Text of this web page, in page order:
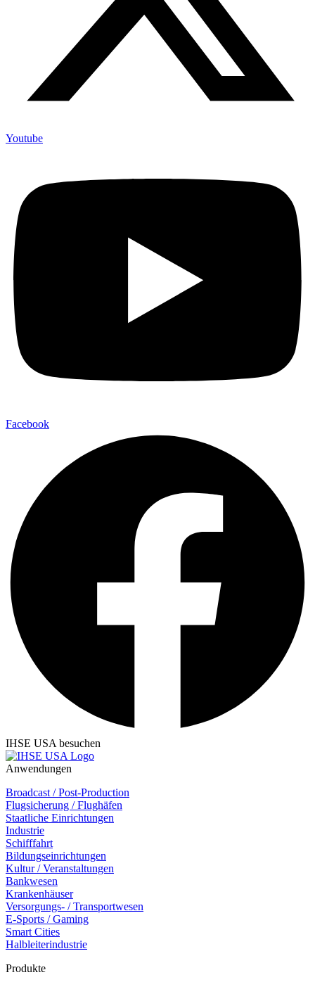
Youtube
Facebook
IHSE USA besuchen
Anwendungen
Broadcast / Post-Production
Flugsicherung / Flughäfen
Staatliche Einrichtungen
Industrie
Schifffahrt
Bildungseinrichtungen
Kultur / Veranstaltungen
Bankwesen
Krankenhäuser
Versorgungs- / Transportwesen
E-Sports / Gaming
Smart Cities
Halbleiterindustrie
Produkte